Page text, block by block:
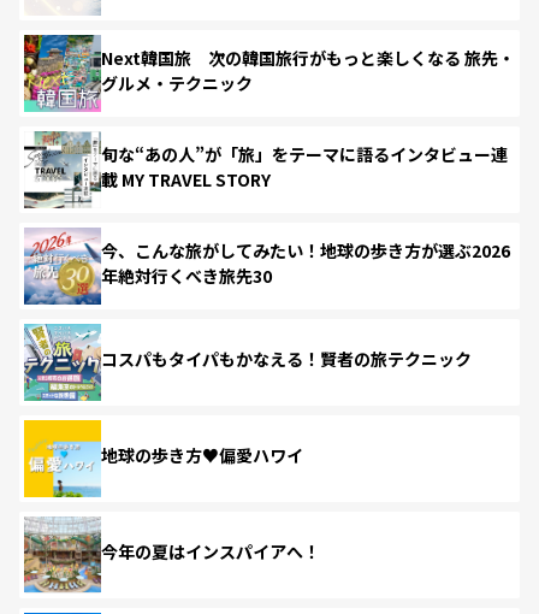
Next韓国旅 次の韓国旅行がもっと楽しくなる 旅先・
グルメ・テクニック
旬な“あの人”が「旅」をテーマに語るインタビュー連
載 MY TRAVEL STORY
今、こんな旅がしてみたい！地球の歩き方が選ぶ2026
年絶対行くべき旅先30
コスパもタイパもかなえる！賢者の旅テクニック
地球の歩き方♥偏愛ハワイ
今年の夏はインスパイアへ！